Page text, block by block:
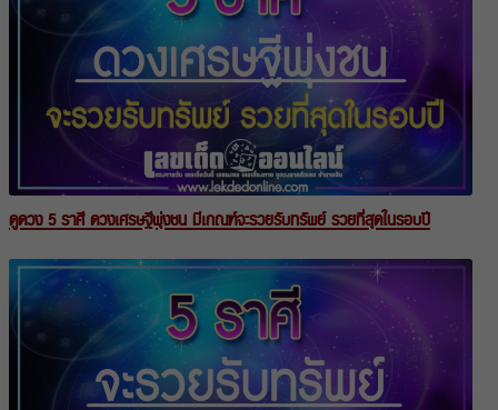
ดูดวง 5 ราศี ดวงเศรษฐีพุ่งชน มีเกณฑ์จะรวยรับทรัพย์ รวยที่สุดในรอบปี